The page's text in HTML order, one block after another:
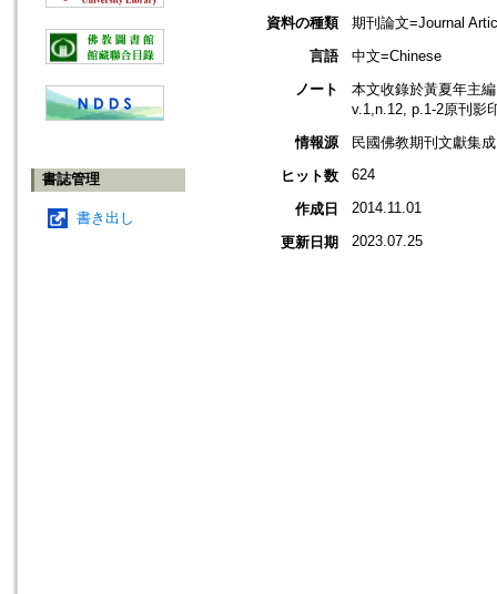
書誌管理
書き出し
資料の種類
期刊論文=Journal
言語
中文=Chinese
ノート
本文收錄於黃夏年主
v.1,n.12, p.1-2原刊影
情報源
民國佛教期刊文獻集
ヒット数
624
作成日 2014.11.01
更新日期 2023.07.25